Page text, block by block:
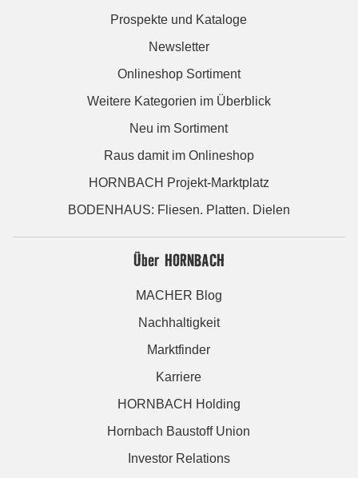
Prospekte und Kataloge
Newsletter
Onlineshop Sortiment
Weitere Kategorien im Überblick
Neu im Sortiment
Raus damit im Onlineshop
HORNBACH Projekt-Marktplatz
BODENHAUS: Fliesen. Platten. Dielen
Über HORNBACH
MACHER Blog
Nachhaltigkeit
Marktfinder
Karriere
HORNBACH Holding
Hornbach Baustoff Union
Investor Relations